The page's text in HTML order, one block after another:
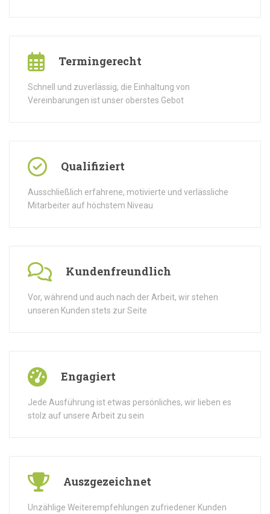
Termingerecht
Schnell und zuverlässig, die Einhaltung von
Vereinbarungen ist unser oberstes Gebot
Qualifiziert
Ausschließlich erfahrene, motivierte und verlässliche
Mitarbeiter auf höchstem Niveau
Kundenfreundlich
Vor, während und auch nach der Arbeit, wir stehen
unseren Kunden stets zur Seite
Engagiert
Jede Ausführung ist etwas persönliches, wir lieben es
stolz auf unsere Arbeit zu sein
Auszgezeichnet
Unzählige Weiterempfehlungen zufriedener Kunden